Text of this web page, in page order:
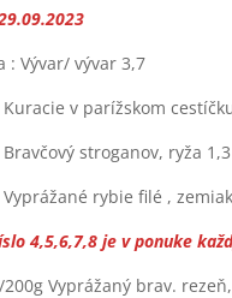
: Vývar/ vývar 3,7
Kuracie v parížskom
stroganov, ryža 1,3
Vyprážané rybie filé ,
4,5,6,7,8 je v ponuke
200g Vyprážaný brav.